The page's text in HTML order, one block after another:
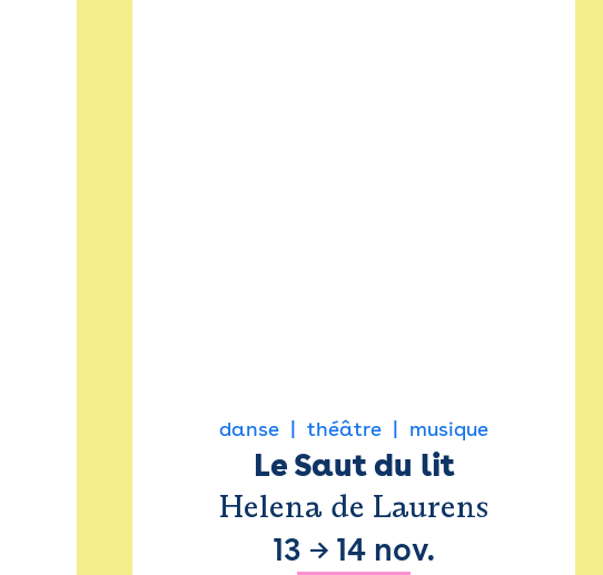
danse théâtre musique
Le Saut du lit
Helena de Laurens
13 → 14 nov.